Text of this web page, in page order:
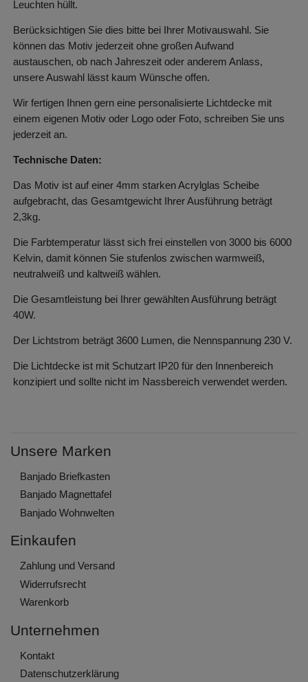
Leuchten hüllt.
Berücksichtigen Sie dies bitte bei Ihrer Motivauswahl. Sie
können das Motiv jederzeit ohne großen Aufwand
austauschen, ob nach Jahreszeit oder anderem Anlass,
unsere Auswahl lässt kaum Wünsche offen.
Wir fertigen Ihnen gern eine personalisierte Lichtdecke mit
einem eigenen Motiv oder Logo oder Foto, schreiben Sie uns
jederzeit an.
Technische Daten:
Das Motiv ist auf einer 4mm starken Acrylglas Scheibe
aufgebracht, das Gesamtgewicht Ihrer Ausführung beträgt
2,3kg.
Die Farbtemperatur lässt sich frei einstellen von 3000 bis 6000
Kelvin, damit können Sie stufenlos zwischen warmweiß,
neutralweiß und kaltweiß wählen.
Die Gesamtleistung bei Ihrer gewählten Ausführung beträgt
40W.
Der Lichtstrom beträgt 3600 Lumen, die Nennspannung 230 V.
Die Lichtdecke ist mit Schutzart IP20 für den Innenbereich
konzipiert und sollte nicht im Nassbereich verwendet werden.
Unsere Marken
Banjado Briefkasten
Banjado Magnettafel
Banjado Wohnwelten
Einkaufen
Zahlung und Versand
Widerrufs­recht
Warenkorb
Unternehmen
Kontakt
Daten­schutz­erklärung